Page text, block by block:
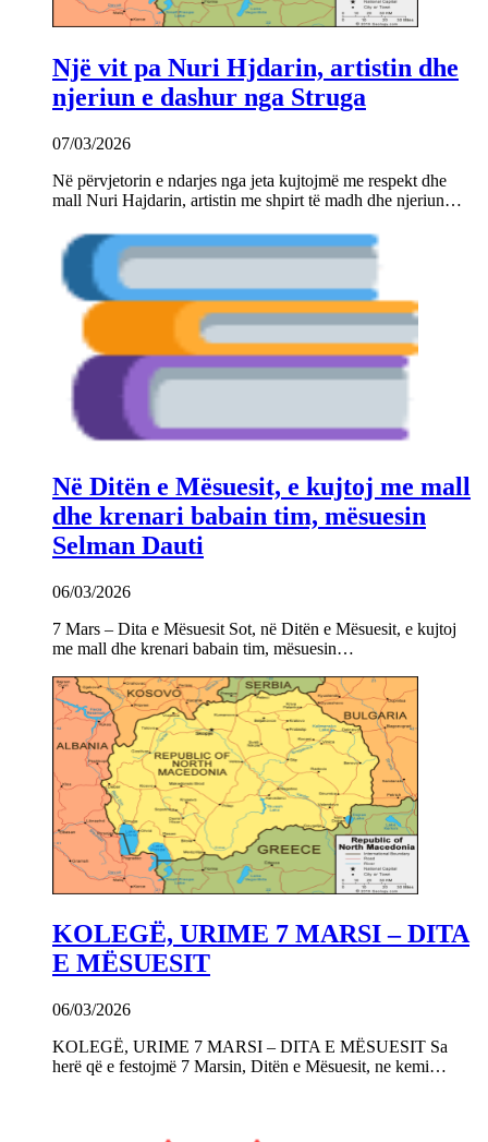
Një vit pa Nuri Hjdarin, artistin dhe
njeriun e dashur nga Struga
07/03/2026
Në përvjetorin e ndarjes nga jeta kujtojmë me respekt dhe
mall Nuri Hajdarin, artistin me shpirt të madh dhe njeriun…
Në Ditën e Mësuesit, e kujtoj me mall
dhe krenari babain tim, mësuesin
Selman Dauti
06/03/2026
7 Mars – Dita e Mësuesit Sot, në Ditën e Mësuesit, e kujtoj
me mall dhe krenari babain tim, mësuesin…
KOLEGË, URIME 7 MARSI – DITA
E MËSUESIT
06/03/2026
KOLEGË, URIME 7 MARSI – DITA E MËSUESIT Sa
herë që e festojmë 7 Marsin, Ditën e Mësuesit, ne kemi…